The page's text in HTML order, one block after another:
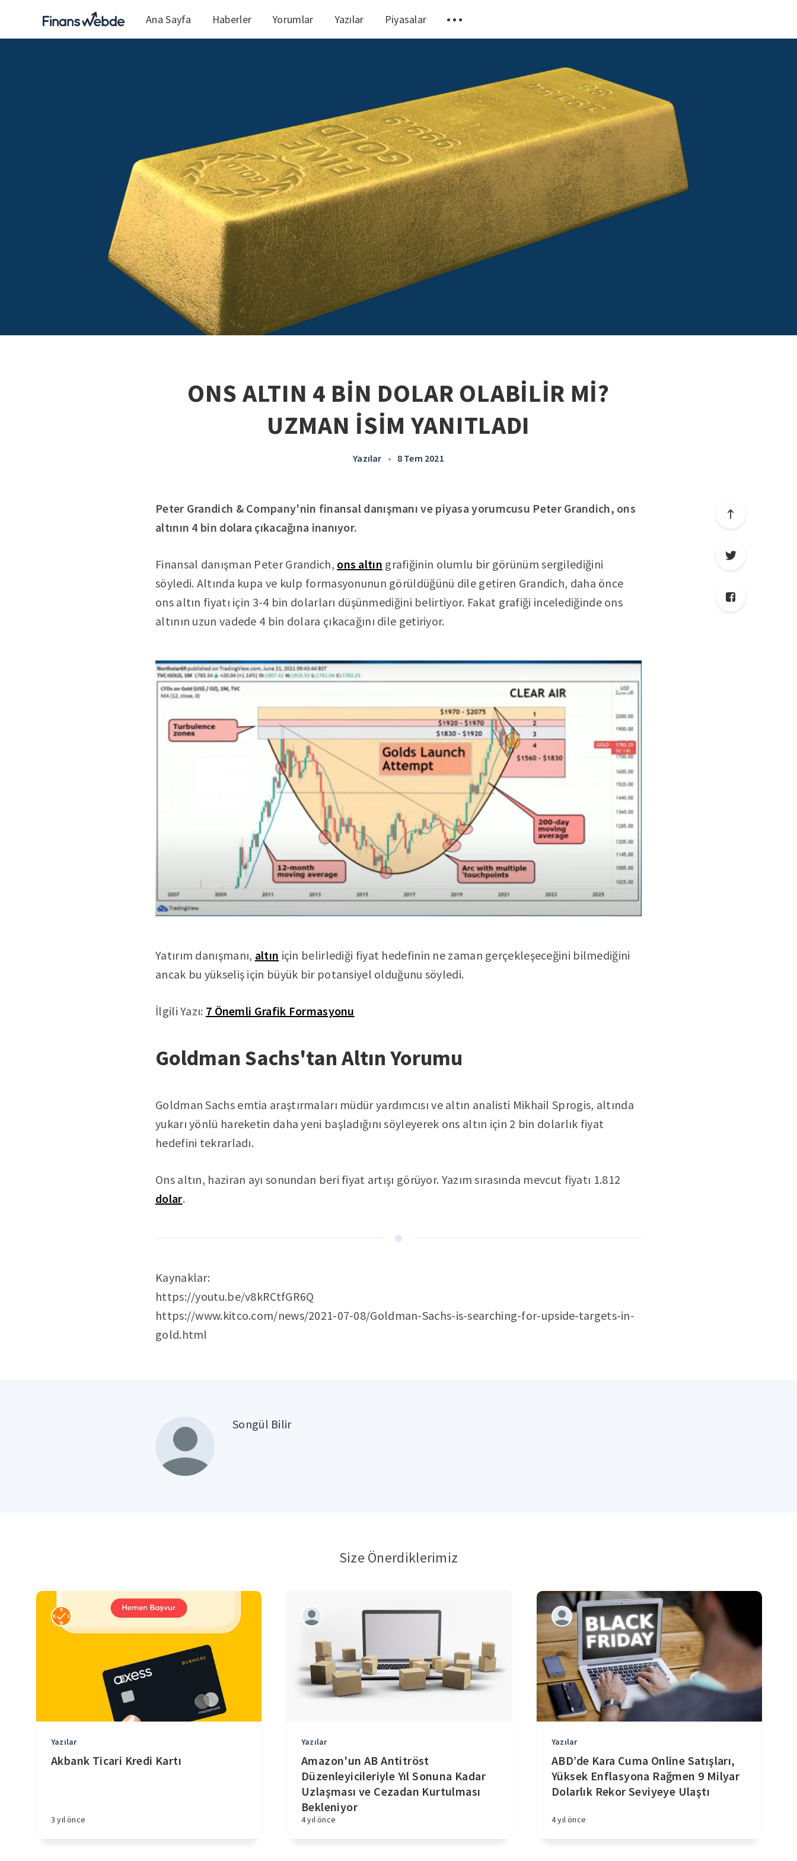
Ana Sayfa Haberler Yorumlar Yazılar Piyasalar
ONS ALTIN 4 BİN DOLAR OLABİLİR Mİ?
UZMAN İSİM YANITLADI
Yazılar • 8 Tem 2021
Peter Grandich & Company'nin finansal danışmanı ve piyasa yorumcusu Peter Grandich, ons
altının 4 bin dolara çıkacağına inanıyor.
Finansal danışman Peter Grandich, ons altın grafiğinin olumlu bir görünüm sergilediğini
söyledi. Altında kupa ve kulp formasyonunun görüldüğünü dile getiren Grandich, daha önce
ons altın fiyatı için 3-4 bin dolarları düşünmediğini belirtiyor. Fakat grafiği incelediğinde ons
altının uzun vadede 4 bin dolara çıkacağını dile getiriyor.
Yatırım danışmanı, altın için belirlediği fiyat hedefinin ne zaman gerçekleşeceğini bilmediğini
ancak bu yükseliş için büyük bir potansiyel olduğunu söyledi.
İlgili Yazı: 7 Önemli Grafik Formasyonu
Goldman Sachs'tan Altın Yorumu
Goldman Sachs emtia araştırmaları müdür yardımcısı ve altın analisti Mikhail Sprogis, altında
yukarı yönlü hareketin daha yeni başladığını söyleyerek ons altın için 2 bin dolarlık fiyat
hedefini tekrarladı.
Ons altın, haziran ayı sonundan beri fiyat artışı görüyor. Yazım sırasında mevcut fiyatı 1.812
dolar.
Kaynaklar:
https://youtu.be/v8kRCtfGR6Q
https://www.kitco.com/news/2021-07-08/Goldman-Sachs-is-searching-for-upside-targets-in-
gold.html
Songül Bilir
Size Önerdiklerimiz
Yazılar
Akbank Ticari Kredi Kartı
3 yıl önce
Yazılar
Amazon'un AB Antitröst
Düzenleyicileriyle Yıl Sonuna Kadar
Uzlaşması ve Cezadan Kurtulması
Bekleniyor
4 yıl önce
Yazılar
ABD’de Kara Cuma Online Satışları,
Yüksek Enflasyona Rağmen 9 Milyar
Dolarlık Rekor Seviyeye Ulaştı
4 yıl önce